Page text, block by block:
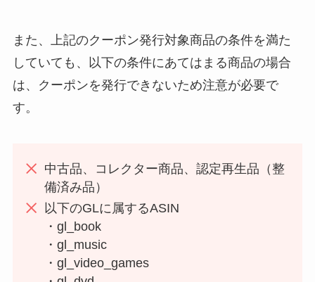
また、上記のクーポン発行対象商品の条件を満た
していても、以下の条件にあてはまる商品の場合
は、クーポンを発行できないため注意が必要で
す。
中古品、コレクター商品、認定再生品（整
備済み品）
以下のGLに属するASIN
・gl_book
・gl_music
・gl_video_games